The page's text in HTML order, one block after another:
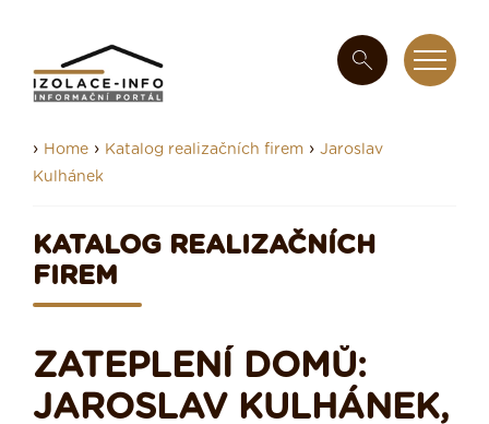
› Home › Katalog realizačních firem › Jaroslav
Kulhánek
KATALOG REALIZAČNÍCH
FIREM
ZATEPLENÍ DOMŮ:
JAROSLAV KULHÁNEK,